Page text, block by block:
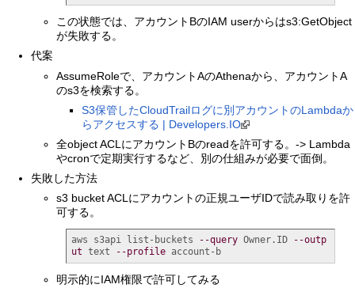
この状態では、アカウントBのIAM userからはs3:GetObject
が失敗する。
代案
AssumeRoleで、アカウントAのAthenaから、アカウントA
のs3を検索する。
S3保管したCloudTrailログに別アカウントのLambdaか
らアクセスする | Developers.IO
全object ACLにアカウントBのreadを許可する。-> Lambda
やcronで定期実行するなど、別の仕組みが必要で面倒。
失敗した方法
s3 bucket ACLにアカウントの正規ユーザIDで読み取りを許
可する。
aws s3api list-buckets --query Owner.ID
--outp
ut text --profile account-b
明示的にIAM権限で許可してみる